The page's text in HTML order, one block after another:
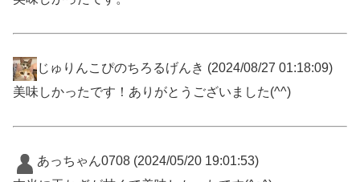
じゅりんこぴのちろるげんき (2024/08/27 01:18:09)
美味しかったです！ありがとうございました(^^)
あっちゃん0708 (2024/05/20 19:01:53)